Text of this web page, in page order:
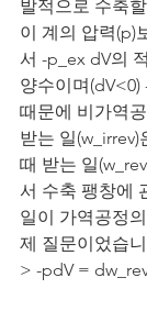
발적으로 수축
이 계의 압력(p)
서 -p_ex dV의
양수이며
때문에 비가역
받는 일
때 받는 일
서 수축 팽창에
일이 가역공정
제 질문이었습
> -pdV =